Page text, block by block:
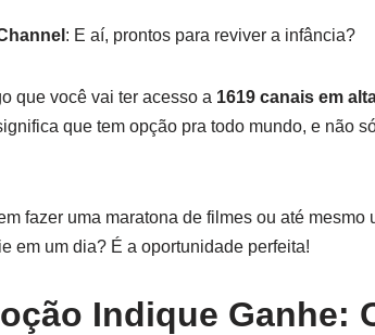
: E aí, prontos para reviver a infância?
que você vai ter acesso a 1619 canais em
que tem opção pra todo mundo, e não
fazer uma maratona de filmes ou até
em um dia? É a oportunidade perfeita!
Indique Ganhe: